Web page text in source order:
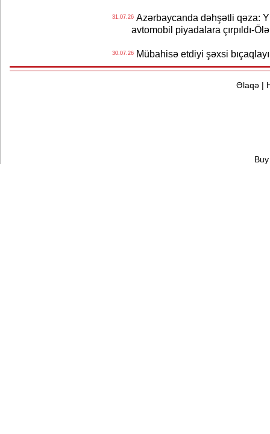
31.07.26Azərbaycanda dəhşətli qəza:
avtomobil piyadalara çırpıldı-
30.07.26Mübahisə etdiyi şəxsi
Əlaqə|